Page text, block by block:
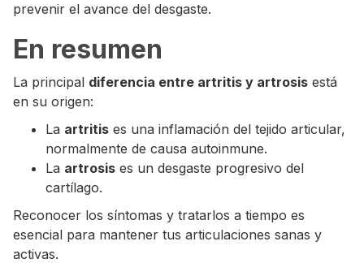
prevenir el avance del desgaste.
En resumen
La principal diferencia entre artritis y artrosis está
en su origen:
La artritis es una inflamación del tejido articular,
normalmente de causa autoinmune.
La artrosis es un desgaste progresivo del
cartílago.
Reconocer los síntomas y tratarlos a tiempo es
esencial para mantener tus articulaciones sanas y
activas.